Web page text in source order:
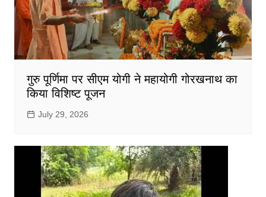
गुरु पूर्णिमा पर सीएम योगी ने महायोगी गोरखनाथ का
किया विशिष्ट पूजन
July 29, 2026